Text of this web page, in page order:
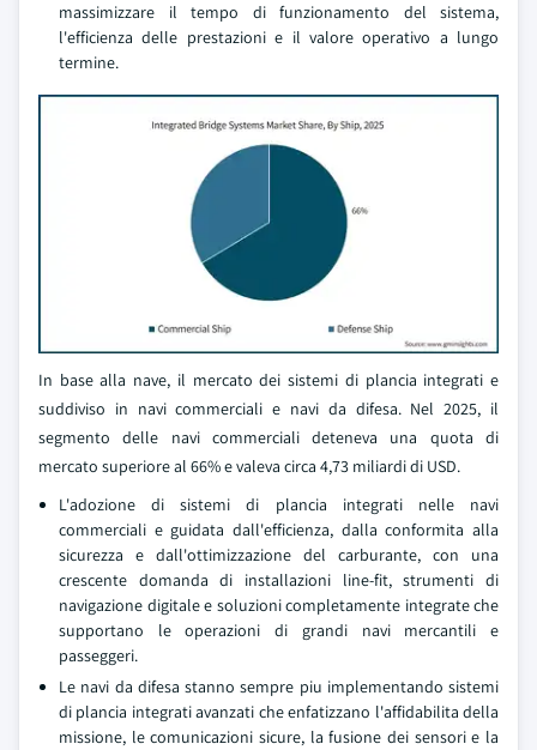
massimizzare il tempo di funzionamento del sistema,
l'efficienza delle prestazioni e il valore operativo a lungo
termine.
In base alla nave, il mercato dei sistemi di plancia integrati e
suddiviso in navi commerciali e navi da difesa. Nel 2025, il
segmento delle navi commerciali deteneva una quota di
mercato superiore al 66% e valeva circa 4,73 miliardi di USD.
L'adozione di sistemi di plancia integrati nelle navi
commerciali e guidata dall'efficienza, dalla conformita alla
sicurezza e dall'ottimizzazione del carburante, con una
crescente domanda di installazioni line-fit, strumenti di
navigazione digitale e soluzioni completamente integrate che
supportano le operazioni di grandi navi mercantili e
passeggeri.
Le navi da difesa stanno sempre piu implementando sistemi
di plancia integrati avanzati che enfatizzano l'affidabilita della
missione, le comunicazioni sicure, la fusione dei sensori e la